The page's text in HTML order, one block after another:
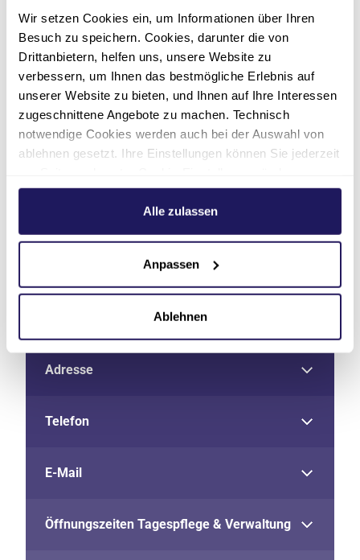
Wir setzen Cookies ein, um Informationen über Ihren
Besuch zu speichern. Cookies, darunter die von
Drittanbietern, helfen uns, unsere Website zu
verbessern, um Ihnen das bestmögliche Erlebnis auf
unserer Website zu bieten, und Ihnen auf Ihre Interessen
zugeschnittene Angebote zu machen. Technisch
notwendige Cookies werden auch bei der Auswahl von
ablehnen gesetzt. Ihre Einstellungen können Sie jederzeit
Weitere Informationen hierzu finden Sie in unserer
.
Alle zulassen
Anpassen
Ablehnen
Mitwirkung
Kontakt
Adresse
Telefon
E-Mail
Öffnungszeiten Tagespflege & Verwaltung